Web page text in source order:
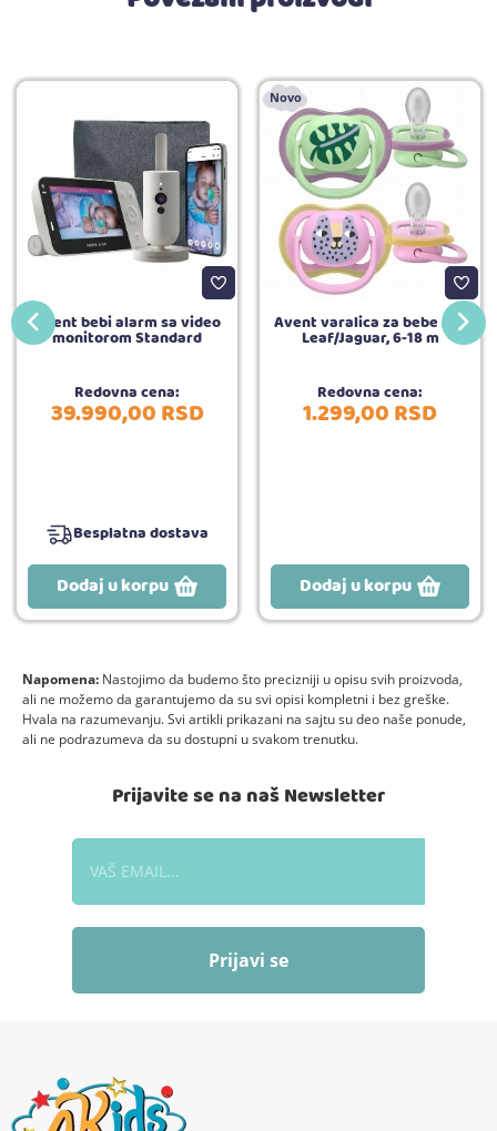
Avent bebi alarm sa video
monitorom Standard
Redovna cena:
39.990,00RSD
Besplatna dostava
Dodaj u korpu
Novo
Avent varalica za bebe AIR
Leaf/Jaguar, 6-18 m
Redovna cena:
1.299,00RSD
Dodaj u korpu
Napomena: Nastojimo da budemo što precizniji u opisu svih proizvoda,
ali ne možemo da garantujemo da su svi opisi kompletni i bez greške.
Hvala na razumevanju. Svi artikli prikazani na sajtu su deo naše ponude,
ali ne podrazumeva da su dostupni u svakom trenutku.
Prijavite se na naš Newsletter
Prijavi se